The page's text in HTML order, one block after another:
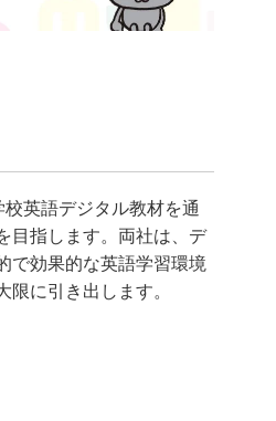
英語デジタル教材を通
目指します。両社は、デ
で効果的な英語学習環境
に引き出します。